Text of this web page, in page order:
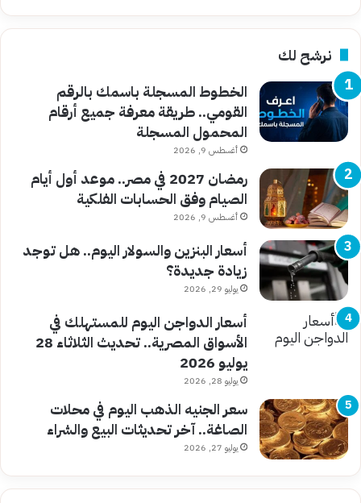
نرشح لك
الخطوط المسجلة باسمك بالرقم
القومي.. طريقة معرفة جميع أرقام
المحمول المسجلة
أغسطس 9, 2026
رمضان 2027 في مصر.. موعد أول أيام
الصيام وفق الحسابات الفلكية
أغسطس 9, 2026
أسعار البنزين والسولار اليوم.. هل توجد
زيادة جديدة؟
يوليو 29, 2026
أسعار الدواجن اليوم للمستهلك في
الأسواق المصرية.. تحديث الثلاثاء 28
يوليو 2026
يوليو 28, 2026
سعر الجنيه الذهب اليوم في محلات
الصاغة.. آخر تحديثات البيع والشراء
يوليو 27, 2026